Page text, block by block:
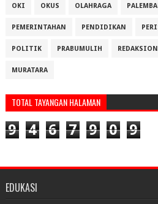
OKI OKUS OLAHRAGA
PEMERINTAHAN PENDIDIKAN
POLITIK PRABUMULIH
MURATARA
TOTAL TAYANGAN HALAMAN
9 4 6 7 9 0 9
EDUKASI